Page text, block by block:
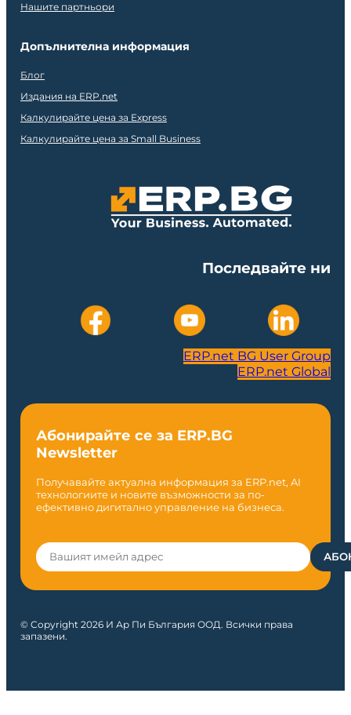
Нашите партньори
Допълнителна информация
Блог
Издания на ERP.net
Калкулирайте цена за Express
Калкулирайте цена за Small Business
Последвайте ни
ERP.net BG User Group
ERP.net Global
Абонирайте се за ERP.BG
Newsletter
Получавайте актуална информация за ERP.net, AI
технологиите и новите възможности за по-
ефективно дигитално управление на бизнеса.
© Copyright 2026 И Ар Пи България ООД. Всички права
запазени.